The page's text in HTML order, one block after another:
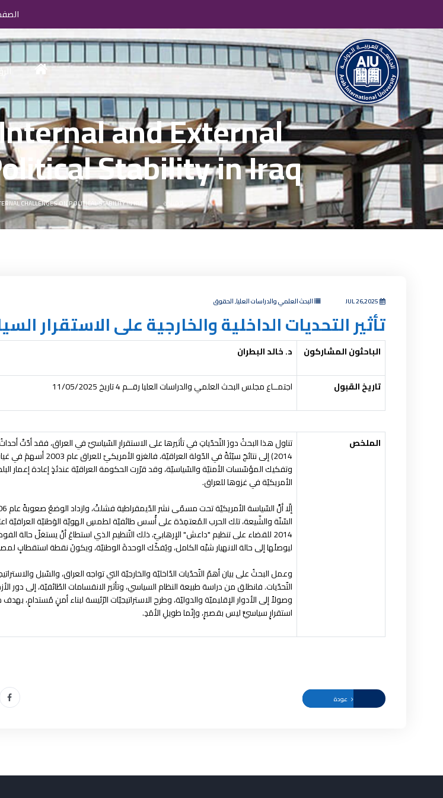
and External
Stability in Iraq
الرئيسية CHALLENGES ON POLITICAL STABILITY IN IRAQ
البحث العلمي والدراسات العليا, الحقوق
تأثير التحديات الداخلية والخارجية على الاستقرار
الباحثون المشاركون د. خالد البطران
تاريخ القبول اجتمــاع مجلس البحث العلمي والدراسات العليا رقــم 4 تاريخ 11/05/2025
الملخص
2014) إلى نتائجَ سيّئةً في الدّولة
وتفكيك المؤسّسات الأمنيّة والسّياسيّة، وقد قرّرت الحكومة العراقيّة عندئذٍ إعادة إعمار
الأمريكيّة في غزوها للعراق.
السّنّة والشّيعة، تلك الحرب المُعتمِدَة على أُسس طائفيّة لطمسِ الهويّة الوَطنيّة العراقيّة
2014 للقضاء على تنظيم "داعش" الإرهابيّ، ذلك التّنظيم الذي استطاعَ أنْ يستغلّ حالة
ليوصلَها إلى حالة الانهيار شبْه الكامل، ويُفكّك الوحدةَ الوطنيّة، ويكونَ نقطة استقطابٍ
وعمل البحثُ على بيان أهمّ التّحدّيات الدّاخليّة والخارجيّة التي تواجه العراق، والسّبل
التّحدّيات. فانطلق من دراسة طبيعة النظام السياسي، وتأثير الانقسامات الطّائفيّة، إلى دور
وصولاً إلى الأدوار الإقليميّة والدوليّة، وطرح الاستراتيجيّات الرّئيسة لبناء أمنٍ مُستدامٍ،
استقرارٍ سياسيٍّ ليس بقصيرٍ، وإنّما طويلِ الأمَدِ.
عودة